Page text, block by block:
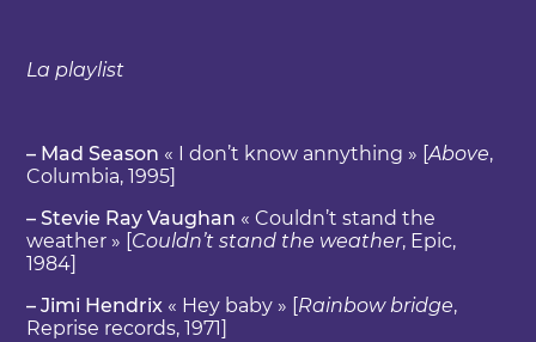
La playlist
– Mad Season « I don’t know annything » [Above,
Columbia, 1995]
– Stevie Ray Vaughan « Couldn’t stand the
weather » [ Couldn’t stand the weather, Epic,
1984]
– Jimi Hendrix « Hey baby » [ Rainbow bridge,
Reprise records, 1971]